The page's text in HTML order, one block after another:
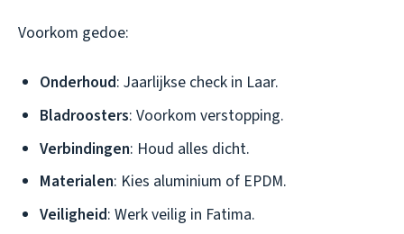
Voorkom gedoe:
Onderhoud: Jaarlijkse check in Laar.
Bladroosters: Voorkom verstopping.
Verbindingen: Houd alles dicht.
Materialen: Kies aluminium of EPDM.
Veiligheid: Werk veilig in Fatima.